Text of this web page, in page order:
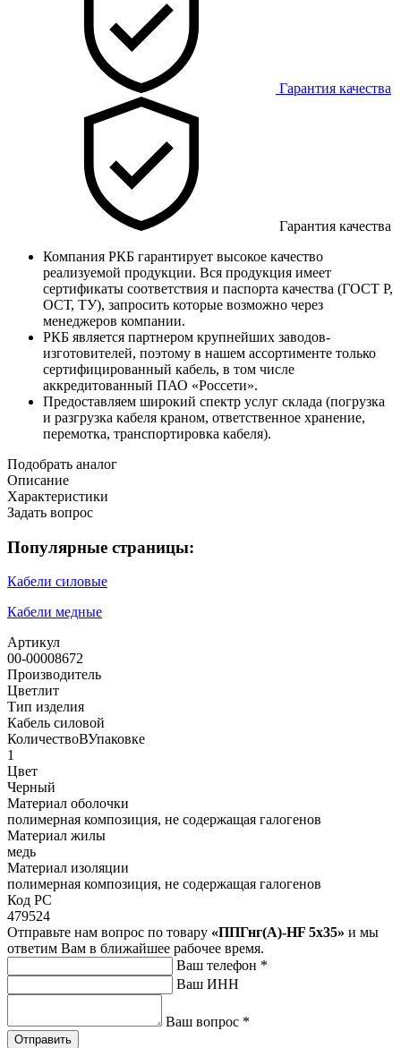
Гарантия качества
Гарантия качества
Компания РКБ гарантирует высокое качество
реализуемой продукции. Вся продукция имеет
сертификаты соответствия и паспорта качества (ГОСТ Р,
ОСТ, ТУ), запросить которые возможно через
менеджеров компании.
РКБ является партнером крупнейших заводов-
изготовителей, поэтому в нашем ассортименте только
сертифицированный кабель, в том числе
аккредитованный ПАО «Россети».
Предоставляем широкий спектр услуг склада (погрузка
и разгрузка кабеля краном, ответственное хранение,
перемотка, транспортировка кабеля).
Подобрать аналог
Описание
Характеристики
Задать вопрос
Популярные страницы:
Кабели силовые
Кабели медные
Артикул
00-00008672
Производитель
Цветлит
Тип изделия
Кабель силовой
КоличествоВУпаковке
1
Цвет
Черный
Материал оболочки
полимерная композиция, не содержащая галогенов
Материал жилы
медь
Материал изоляции
полимерная композиция, не содержащая галогенов
Код РС
479524
Отправьте нам вопрос по товару «ППГнг(А)-HF 5х35» и мы
ответим Вам в ближайшее рабочее время.
Ваш телефон *
Ваш ИНН
Ваш вопрос *
Отправить